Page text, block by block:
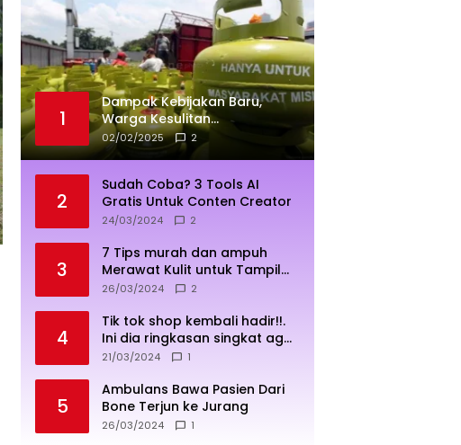
1
Dampak Kebijakan Baru,
Warga Kesulitan
Mendapatkan Elpiji 3 Kg
02/02/2025 2
2
Sudah Coba? 3 Tools AI
Gratis Untuk Conten Creator
24/03/2024 2
3
7 Tips murah dan ampuh
Merawat Kulit untuk Tampil
Sehat dan Cerah
26/03/2024 2
4
Tik tok shop kembali hadir!!.
Ini dia ringkasan singkat agar
penjualan lebih sukses
21/03/2024 1
5
Ambulans Bawa Pasien Dari
Bone Terjun ke Jurang
26/03/2024 1